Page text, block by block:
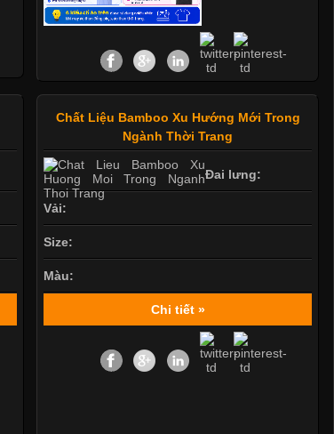
Chất Liệu Bamboo Xu Hướng Mới Trong
Ngành Thời Trang
Đai lưng:
Vải:
Size:
Màu:
Chi tiết »